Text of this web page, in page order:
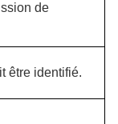
de
être identifié.